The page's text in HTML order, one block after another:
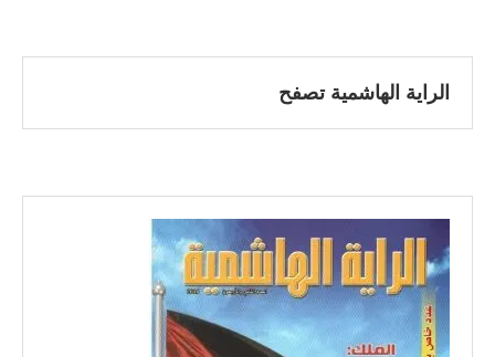
الراية الهاشمية تصفح